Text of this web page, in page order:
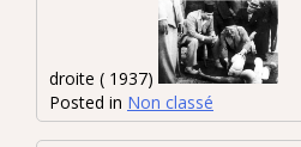
droite ( 1937)
Posted in Non classé